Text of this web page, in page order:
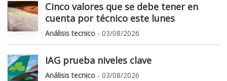
Cinco valores que se debe tener en
cuenta por técnico este lunes
Análisis tecnico - 03/08/2026
IAG prueba niveles clave
Análisis tecnico - 03/08/2026